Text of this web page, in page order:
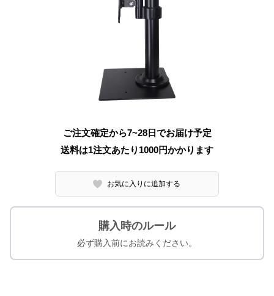
ご注文確定から7~28日でお届け予定
送料は1注文あたり 1000円かかります
お気に入りに追加する
購入時のルール
必ず購入前にお読みください。